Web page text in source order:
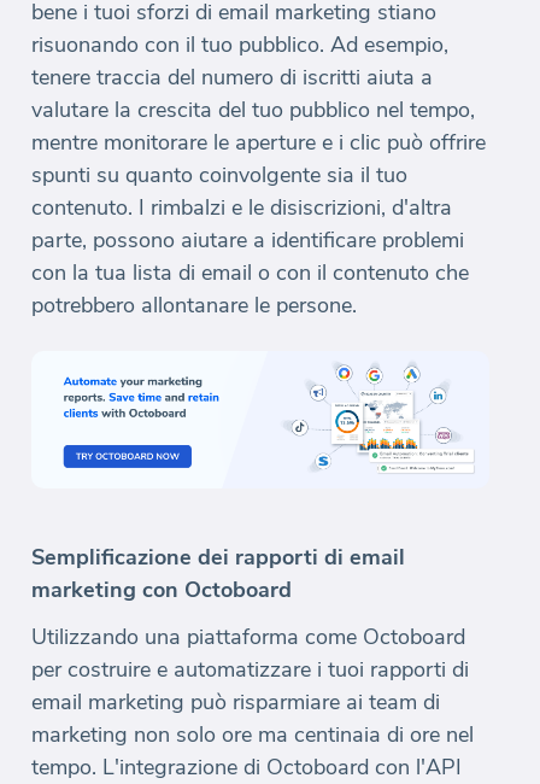
bene i tuoi sforzi di email marketing stiano
risuonando con il tuo pubblico. Ad esempio,
tenere traccia del numero di iscritti aiuta a
valutare la crescita del tuo pubblico nel tempo,
mentre monitorare le aperture e i clic può offrire
spunti su quanto coinvolgente sia il tuo
contenuto. I rimbalzi e le disiscrizioni, d'altra
parte, possono aiutare a identificare problemi
con la tua lista di email o con il contenuto che
potrebbero allontanare le persone.
Semplificazione dei rapporti di email
marketing con Octoboard
Utilizzando una piattaforma come Octoboard
per costruire e automatizzare i tuoi rapporti di
email marketing può risparmiare ai team di
marketing non solo ore ma centinaia di ore nel
tempo. L'integrazione di Octoboard con l'API